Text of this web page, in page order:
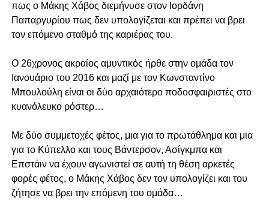
πως ο Μάκης Χάβος διεμήνυσε στον Ιορδάνη
Παπαργυρίου πως δεν υπολογίζεται και πρέπει να βρει
τον επόμενο σταθμό της καριέρας του.
Ο 26χρονος ακραίος αμυντικός ήρθε στην ομάδα τον
Ιανουάριο του 2016 και μαζί με τον Κωνσταντίνο
Μπουλούλη είναι οι δύο αρχαιότερο ποδοσφαιριστές στο
κυανόλευκο ρόστερ…
Με δύο συμμετοχές φέτος, μια για το πρωτάθλημα και μια
για το Κύπελλο και τους Βάντερσον, Ασίγκμπα και
Επστάιν να έχουν αγωνιστεί σε αυτή τη θέση αρκετές
φορές φέτος, ο Μάκης Χάβος δεν τον υπολογίζει και του
ζήτησε να βρει την επόμενη του ομάδα…